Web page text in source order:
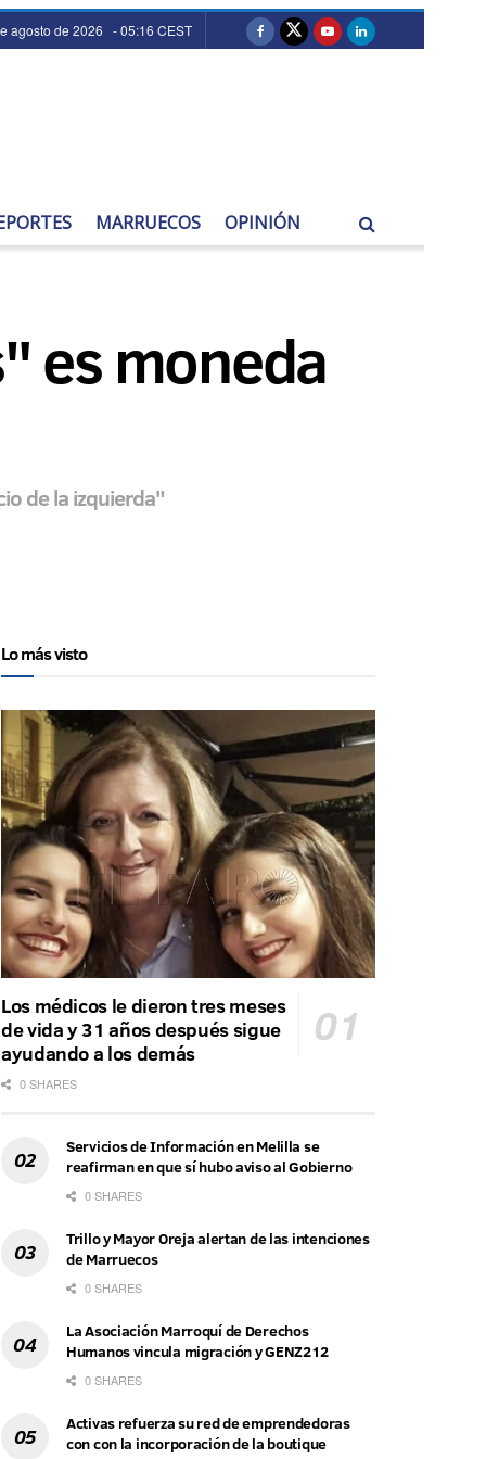
agosto de 2026 - 05:16 CEST
MARRUECOS OPINIÓN
es moneda
de la izquierda"
Lo más visto
Los médicos le dieron tres meses
de vida y 31 años después sigue
ayudando a los demás
0 SHARES
Servicios de Información en Melilla se
reafirman en que sí hubo aviso al Gobierno
0 SHARES
Trillo y Mayor Oreja alertan de las intenciones
de Marruecos
0 SHARES
La Asociación Marroquí de Derechos
Humanos vincula migración y GENZ212
0 SHARES
Activas refuerza su red de emprendedoras
con con la incorporación de la boutique